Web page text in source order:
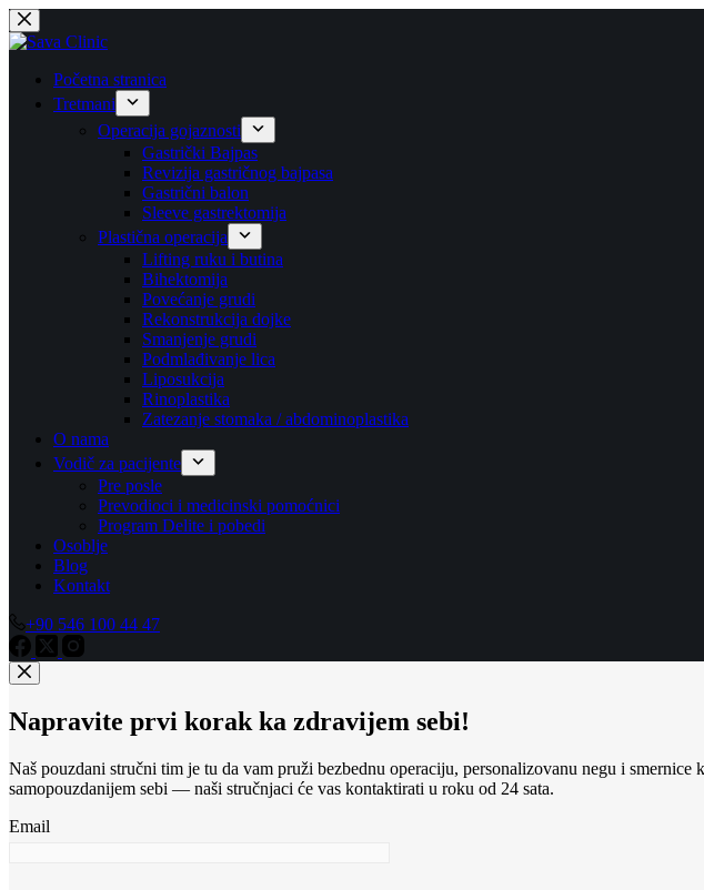
Skip
to
Početna stranica
Tretmani
Operacija gojaznosti
Gastrički Bajpas
Revizija gastričnog bajpasa
Gastrični balon
Sleeve gastrektomija
Plastična operacija
Lifting ruku i butina
Bihektomija
Povećanje grudi
Rekonstrukcija dojke
Smanjenje grudi
Podmlađivanje lica
Liposukcija
Rinoplastika
Zatezanje stomaka / abdominoplastika
O nama
Vodič za pacijente
Pre posle
Prevodioci i medicinski pomoćnici
Program Delite i pobedi
Osoblje
Blog
Kontakt
+90 546 100 44 47
Napravite prvi korak ka zdravijem sebi!
Naš pouzdani stručni tim je tu da vam pruži bezbednu operaciju, personalizovanu negu i
samopouzdanijem sebi — naši stručnjaci će vas kontaktirati u roku od 24 sata.
Email